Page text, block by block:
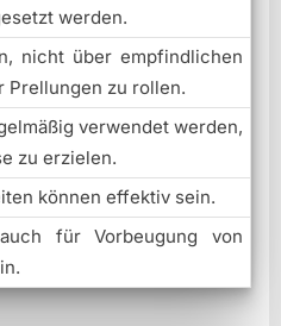
werden.
nicht über empfindlichen
Prellungen zu rollen.
verwendet werden,
zu erzielen.
können effektiv sein.
für Vorbeugung von